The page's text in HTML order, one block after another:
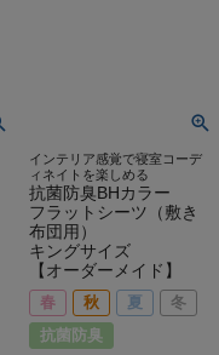
インテリア感覚で寝室コーデ
ィネイトを楽しめる
抗菌防臭BHカラー
フラットシーツ（敷き
布団用）
キングサイズ
【オーダーメイド】
春 秋 夏
冬
抗菌防臭